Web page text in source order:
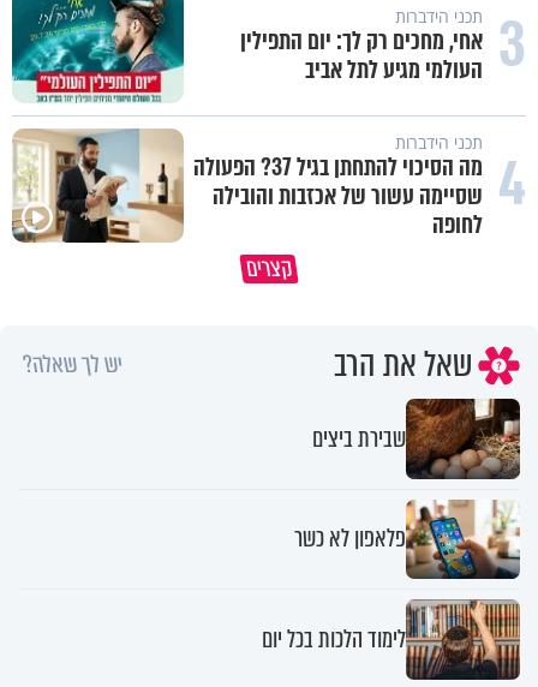
3 תכני הידברות
אחי, מחכים רק לך: יום התפילין
העולמי מגיע לתל אביב
4 תכני הידברות
מה הסיכוי להתחתן בגיל 37? הפעולה
שסיימה עשור של אכזבות והובילה
לחופה
קצריםברכה או קללה? הכל בידים שלנו
שאל את הרב יש לך שאלה?
שבירת ביצים
פלאפון לא כשר
לימוד הלכות בכל יום